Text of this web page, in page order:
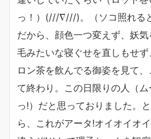
っ！）(///∇///)。（ソコ照れる
だから、顔色一つ変えず、妖
毛みたいな寝ぐせを直しもせ
ロン茶を飲んでる御姿を見て
て終わり。この日限りの人（
っ!）だと思っておりました。
ら、これがアータ!オイオイオ